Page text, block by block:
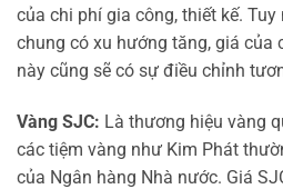
của chi phí gia công, thiết kế.
chung có xu hướng tăng, giá của
này cũng sẽ có sự điều chỉnh
Vàng SJC: Là thương hiệu vàng
các tiệm vàng như Kim Phát
của Ngân hàng Nhà nước. Giá